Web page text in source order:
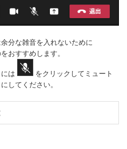
分な雑音を入れないために
おすすめします。
は
をクリックしてミュート
してください。